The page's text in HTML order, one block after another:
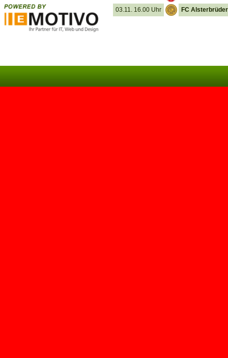
03.11. 16.00 Uhr
FC Alsterbrüder